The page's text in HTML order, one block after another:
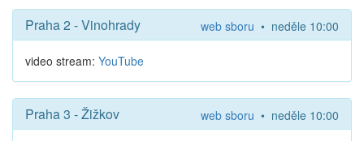
web sboru • neděle 10:00
Praha 2 - Vinohrady
video stream: YouTube
web sboru • neděle 10:00
Praha 3 - Žižkov